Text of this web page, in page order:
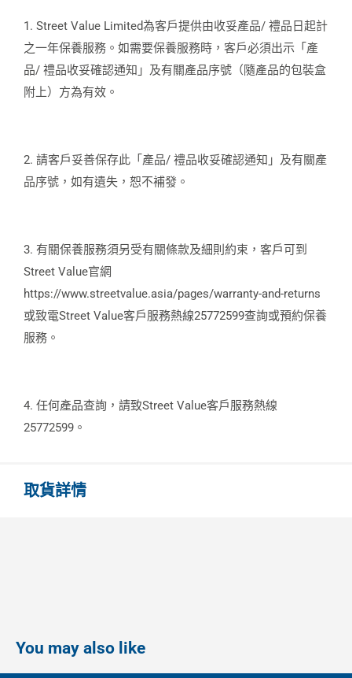
1. Street Value Limited為客戶提供由收妥產品/ 禮品日起計
之一年保養服務。如需要保養服務時，客戶必須出示「產
品/ 禮品收妥確認通知」及有關產品序號（隨產品的包裝盒
附上）方為有效。
2. 請客戶妥善保存此「產品/ 禮品收妥確認通知」及有關產
品序號，如有遺失，恕不補發。
3. 有關保養服務須另受有關條款及細則約束，客戶可到
Street Value官網
https://www.streetvalue.asia/pages/warranty-and-returns
或致電Street Value客戶服務熱線25772599查詢或預約保養
服務。
4. 任何產品查詢，請致Street Value客戶服務熱線
25772599。
取貨詳情
You may also like